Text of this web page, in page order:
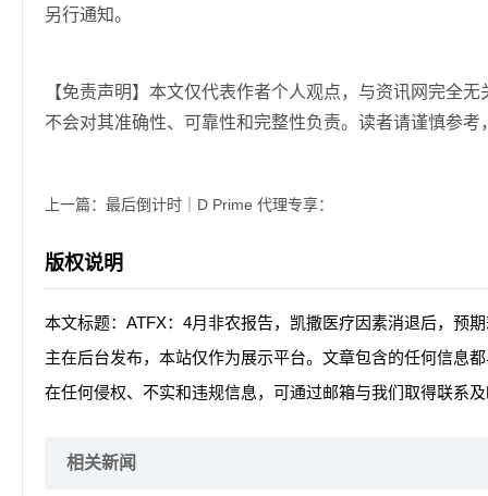
另行通知。
【免责声明】本文仅代表作者个人观点，与资讯网完全
不会对其准确性、可靠性和完整性负责。读者请谨慎参
上一篇： 最后倒计时｜D Prime 代理专享：
版权说明
本文标题：ATFX：4月非农报告，凯撒医疗因素消退后，预
主在后台发布，本站仅作为展示平台。文章包含的任何信息
在任何侵权、不实和违规信息，可通过邮箱与我们取得联系
相关新闻